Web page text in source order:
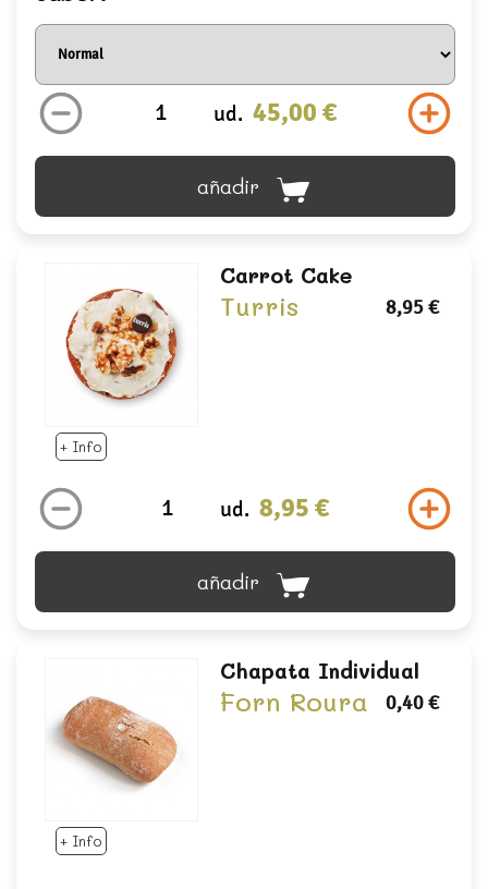
ud. 45,00 €
añadir
+ Info
Carrot Cake
Turris 8,95 €
ud. 8,95 €
añadir
+ Info
Chapata Individual
Forn Roura 0,40 €